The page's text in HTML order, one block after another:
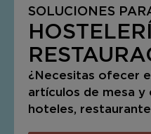
SOLUCIONES
¿Necesitas ofecer
artículos de mesa y
hoteles,